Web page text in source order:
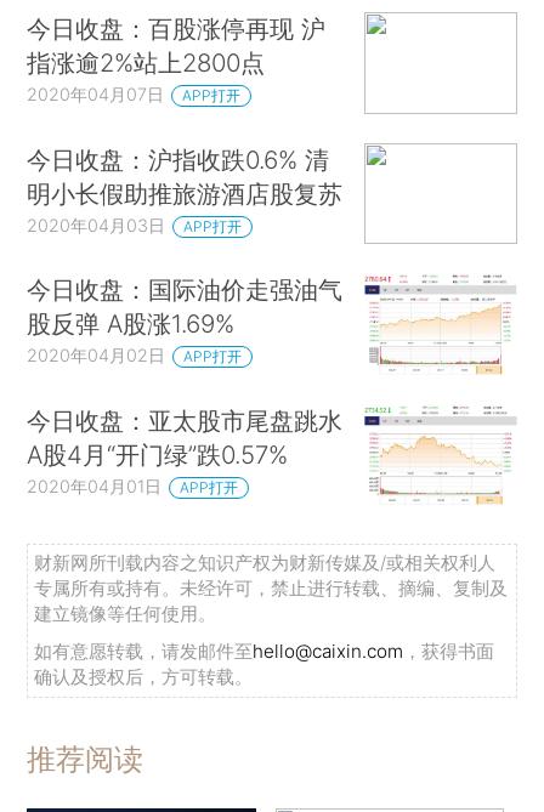
今日收盘：百股涨停再现 沪
指涨逾2%站上2800点
2020年04月07日 APP打开
今日收盘：沪指收跌0.6% 清
明小长假助推旅游酒店股复苏
2020年04月03日 APP打开
今日收盘：国际油价走强油气
股反弹 A股涨1.69%
2020年04月02日 APP打开
今日收盘：亚太股市尾盘跳水
A股4月“开门绿”跌0.57%
2020年04月01日 APP打开
财新网所刊载内容之知识产权为财新传媒及/或相关权利人
专属所有或持有。未经许可，禁止进行转载、摘编、复制及
建立镜像等任何使用。
如有意愿转载，请发邮件至hello@caixin.com ，获得书面
确认及授权后，方可转载。
推荐阅读